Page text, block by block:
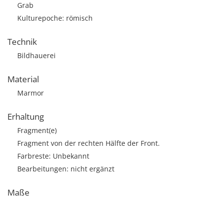
Grab
Kulturepoche: römisch
Technik
Bildhauerei
Material
Marmor
Erhaltung
Fragment(e)
Fragment von der rechten Hälfte der Front.
Farbreste: Unbekannt
Bearbeitungen: nicht ergänzt
Maße